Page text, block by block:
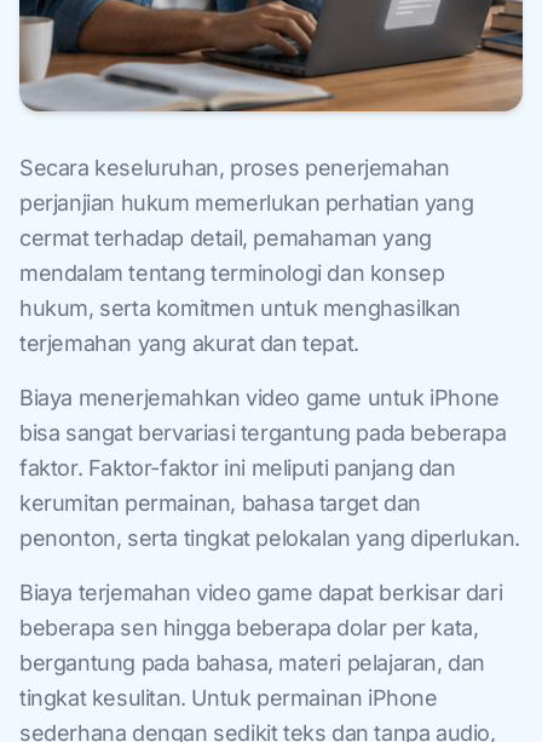
Secara keseluruhan, proses penerjemahan
perjanjian hukum memerlukan perhatian yang
cermat terhadap detail, pemahaman yang
mendalam tentang terminologi dan konsep
hukum, serta komitmen untuk menghasilkan
terjemahan yang akurat dan tepat.
Biaya menerjemahkan video game untuk iPhone
bisa sangat bervariasi tergantung pada beberapa
faktor. Faktor-faktor ini meliputi panjang dan
kerumitan permainan, bahasa target dan
penonton, serta tingkat pelokalan yang diperlukan.
Biaya terjemahan video game dapat berkisar dari
beberapa sen hingga beberapa dolar per kata,
bergantung pada bahasa, materi pelajaran, dan
tingkat kesulitan. Untuk permainan iPhone
sederhana dengan sedikit teks dan tanpa audio,